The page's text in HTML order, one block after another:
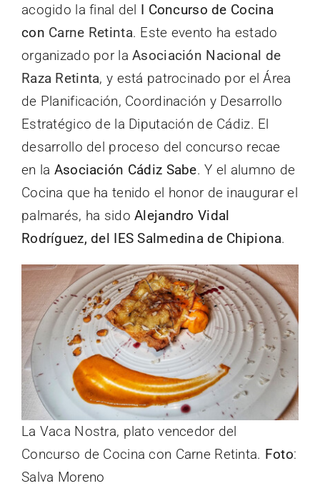
acogido la final del I Concurso de Cocina
con Carne Retinta. Este evento ha estado
organizado por laAsociación Nacional de
Raza Retinta, y está patrocinado por el Área
de Planificación, Coordinación y Desarrollo
Estratégico de la Diputación de Cádiz. El
desarrollo del proceso del concurso recae
en la Asociación Cádiz Sabe. Y el alumno de
Cocina que ha tenido el honor de inaugurar el
palmarés, ha sidoAlejandro Vidal
Rodríguez, del IES Salmedina de Chipiona.
La Vaca Nostra, plato vencedor del
Concurso de Cocina con Carne Retinta. Foto:
Salva Moreno